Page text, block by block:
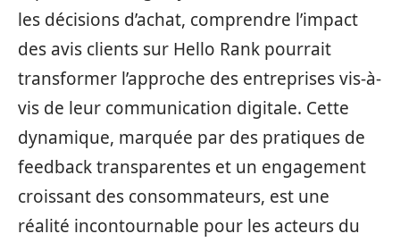
les décisions d’achat, comprendre l’impact
des avis clients sur Hello Rank pourrait
transformer l’approche des entreprises vis-à-
vis de leur communication digitale. Cette
dynamique, marquée par des pratiques de
feedback transparentes et un engagement
croissant des consommateurs, est une
réalité incontournable pour les acteurs du